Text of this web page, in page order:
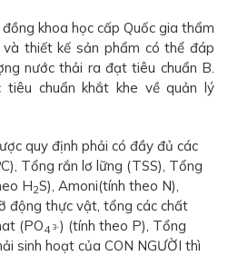
khoa học cấp Quốc gia thẩm
thiết kế sản phẩm có thể đáp
nước thải ra đạt tiêu chuẩn B.
chuẩn khắt khe về quản lý
quy định phải có đầy đủ các
C), Tổng rắn lơ lững (TSS), Tổng
H2S), Amoni(tính theo N),
động thực vật, tổng các chất
(PO4 3-) (tính theo P), Tổng
sinh hoạt của CON NGƯỜI thì